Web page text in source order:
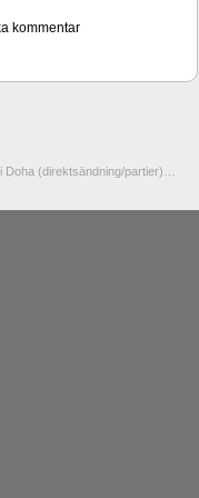
Doha (direktsändning/partier)…